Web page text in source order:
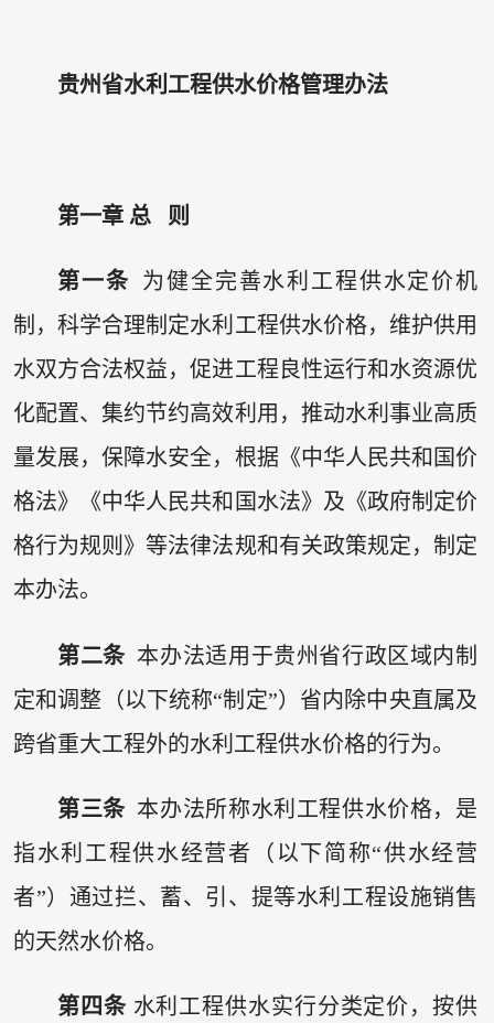
贵州省水利工程供水价格管理办法
第一章 总 则
第一条 为健全完善水利工程供水定价机
制，科学合理制定水利工程供水价格，维护供用
水双方合法权益，促进工程良性运行和水资源优
化配置、集约节约高效利用，推动水利事业高质
量发展，保障水安全，根据《中华人民共和国价
格法》《中华人民共和国水法》及《政府制定价
格行为规则》等法律法规和有关政策规定，制定
本办法。
第二条本办法适用于贵州省行政区域内制
定和调整（以下统称“制定”）省内除中央直属及
跨省重大工程外的水利工程供水价格的行为。
第三条本办法所称水利工程供水价格，是
指水利工程供水经营者（以下简称“供水经营
者”）通过拦、蓄、引、提等水利工程设施销售
的天然水价格。
第四条水利工程供水实行分类定价，按供